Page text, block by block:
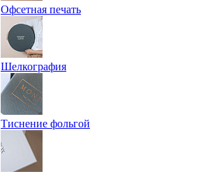
Офсетная печать
Шелкография
Тиснение фольгой